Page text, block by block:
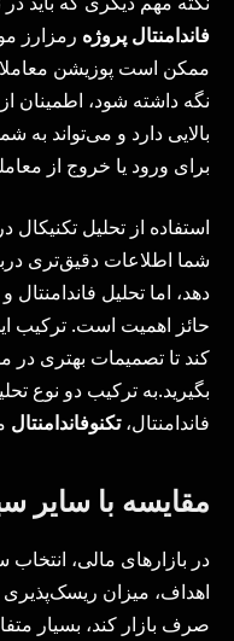
فاندامنتال پروژه رمزارز
ممکن است پوزیشن
نگه داشته شود، اطمینان
بالایی دارد و می‌تواند به
برای ورود یا خروج از
استفاده از تحلیل
شما اطلاعات دقیق‌تری
دهد، اما تحلیل فاندامنتال
حائز اهمیت است. ترکیب
کند تا تصمیمات بهتری در
بگیرید.به ترکیب دو نوع
فاندامنتال،تکنوفاندامنتال
مقایسه با سایر
در بازارهای مالی،
اهداف، میزان
صرف بازار کند، بسیار